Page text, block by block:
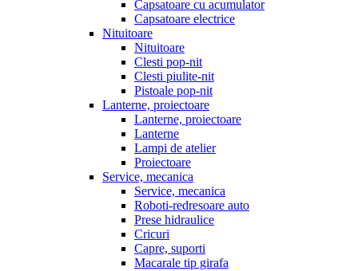
Capsatoare cu acumulator
Capsatoare electrice
Nituitoare
Nituitoare
Clesti pop-nit
Clesti piulite-nit
Pistoale pop-nit
Lanterne, proiectoare
Lanterne, proiectoare
Lanterne
Lampi de atelier
Proiectoare
Service, mecanica
Service, mecanica
Roboti-redresoare auto
Prese hidraulice
Cricuri
Capre, suporti
Macarale tip girafa